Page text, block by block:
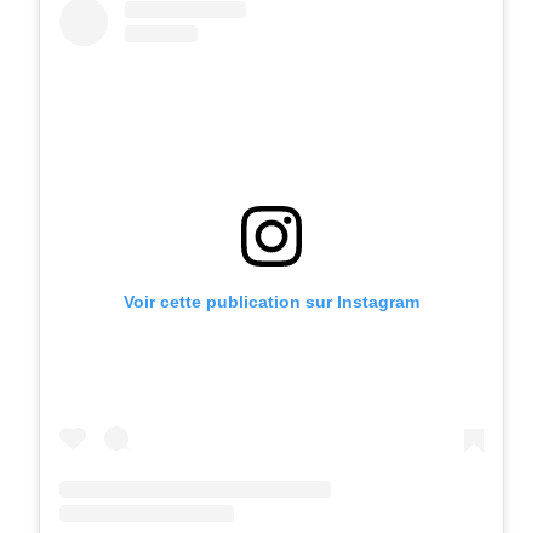
Voir cette publication sur Instagram